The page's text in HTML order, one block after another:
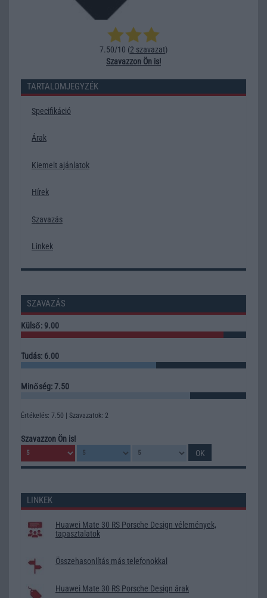
7.50/10 (2 szavazat)
Szavazzon Ön is!
TARTALOMJEGYZÉK
Specifikáció
Árak
Kiemelt ajánlatok
Hírek
Szavazás
Linkek
SZAVAZÁS
Külső: 9.00
Tudás: 6.00
Minőség: 7.50
Értékelés: 7.50 | Szavazatok: 2
Szavazzon Ön is!
LINKEK
Huawei Mate 30 RS Porsche Design vélemények,
tapasztalatok
Összehasonlítás más telefonokkal
Huawei Mate 30 RS Porsche Design árak